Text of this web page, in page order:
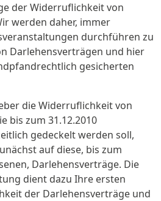
der Widerruflichkeit von
werden daher, immer
durchführen zu
Darlehensverträgen und hier
gesicherten
die Widerruflichkeit von
bis zum 31.12.2010
gedeckelt werden soll,
auf diese, bis zum
Darlehensverträge. Die
dient dazu Ihre ersten
der Darlehensverträge und